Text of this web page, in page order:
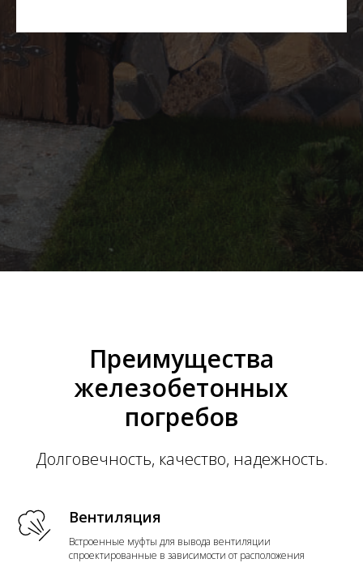
Преимущества
железобетонных
погребов
Долговечность, качество, надежность.
Вентиляция
Встроенные муфты для вывода вентиляции
спроектированные в зависимости от расположения